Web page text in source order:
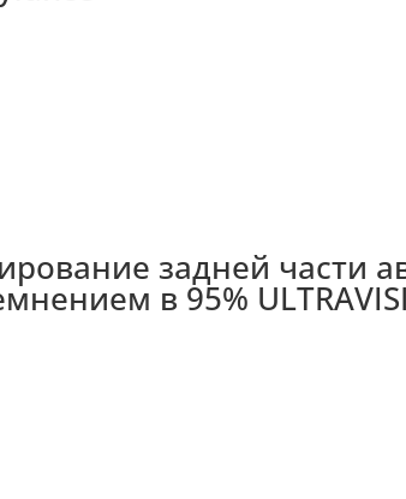
задней части
в 95%